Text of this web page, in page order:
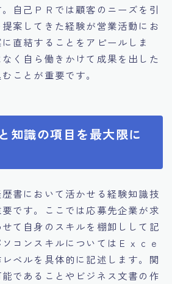
自己ＰＲでは顧客のニーズを引
案してきた経験が営業活動にお
直結することをアピールしま
く自ら働きかけて成果を出した
ことが重要です。
知識の項目を最大限に
書において活かせる経験知識技
です。ここでは応募先企業が求
て自身のスキルを棚卸しして記
コンスキルについてはＥｘｃｅ
ベルを具体的に記述します。関
であることやビジネス文書の作